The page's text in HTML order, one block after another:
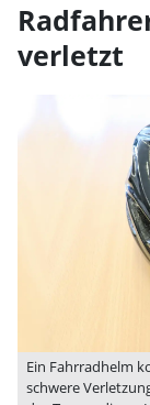
verletzt
Ein Fahrradhelm
schwere